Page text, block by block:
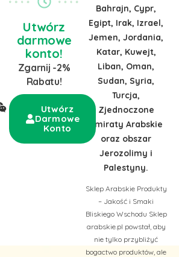
Bahrajn, Cypr,
Egipt, Irak, Izrael,
Jemen, Jordania,
Katar, Kuwejt,
Liban, Oman,
Sudan, Syria,
Turcja,
Zjednoczone
Emiraty Arabskie
oraz obszar
Jerozolimy i
Palestyny.
Sklep Arabskie Produkty
– Jakość i Smaki
Bliskiego Wschodu Sklep
arabskie.pl powstał, aby
nie tylko przybliżyć
bogactwo produktów, ale
Utwórz
darmowe
konto!
Zgarnij -2%
Rabatu!
Utwórz
Darmowe
Konto